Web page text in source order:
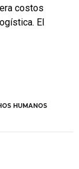
costos
El
HUMANOS